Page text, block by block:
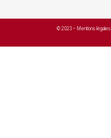
© 2023 – Mentions légales